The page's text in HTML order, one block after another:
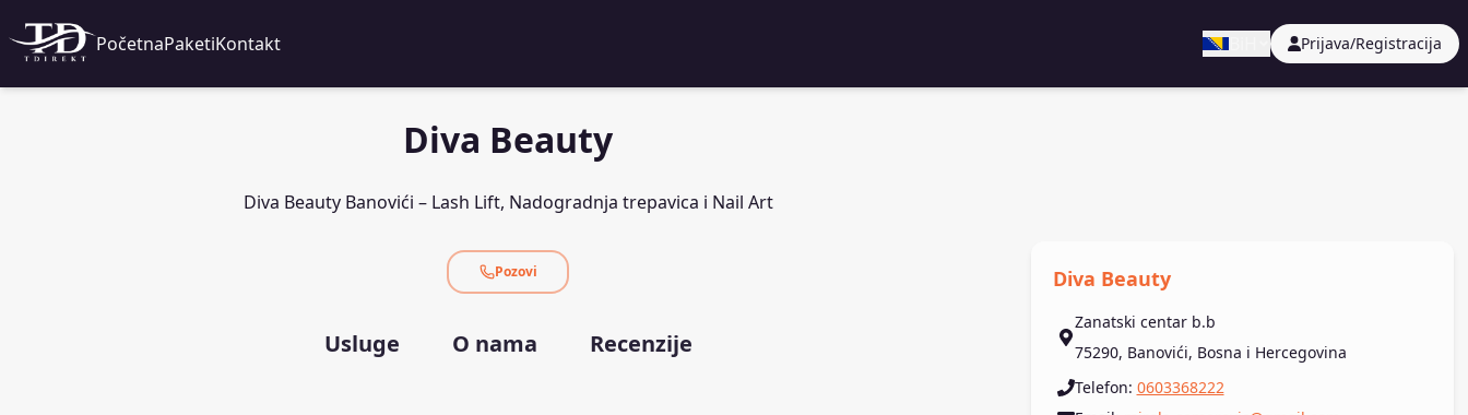
PočetnaPaketiKontakt BiH Prijava/Registracija
Diva Beauty
Diva Beauty Banovići – Lash Lift, Nadogradnja trepavica i Nail Art
Pozovi
Usluge O nama Recenzije
Diva Beauty
Zanatski centar b.b
75290, Banovići, Bosna i Hercegovina
Telefon: 0603368222